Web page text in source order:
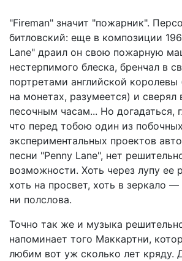
"Fireman" значит "пожарник".
битловский: еще в композиции
Lane" драил он свою пожарную
нестерпимого блеска, бренчал в
портретами английской королевы
на монетах, разумеется) и сверял
песочным часам... Но догадаться,
что перед тобою один из побочных
экспериментальных проектов
песни "Penny Lane", нет
возможности. Хоть через лупу ее
хоть на просвет, хоть в зеркало —
ни полслова.
Точно так же и музыка
напоминает того Маккартни,
любим вот уж сколько лет кряду.